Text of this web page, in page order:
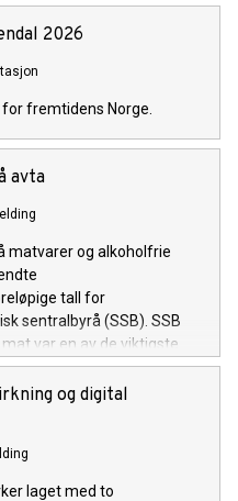
2026
fremtidens Norge.
avta
matvarer og alkoholfrie
tall for
sentralbyrå (SSB). SSB
var en av de viktigste
(total KPI) var
og digital
laget med to